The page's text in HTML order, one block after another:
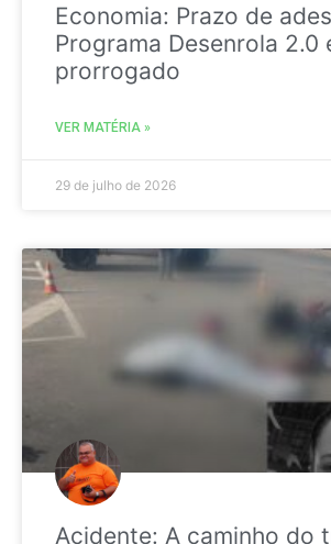
Economia: Prazo de
Programa Desenrola 2.0
prorrogado
VER MATÉRIA »
29 de julho de 2026
Acidente: A caminho do